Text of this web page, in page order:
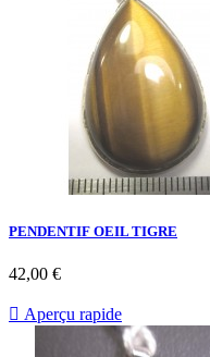
PENDENTIF OEIL TIGRE
42,00 €
 Aperçu rapide